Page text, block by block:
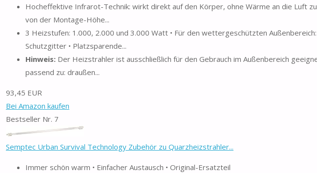
Hocheffektive Infrarot-Technik: wirkt direkt auf den Körper, ohne Wärme an die Luft
von der Montage-Höhe...
3 Heizstufen: 1.000, 2.000 und 3.000 Watt • Für den wettergeschützten
Schutzgitter • Platzsparende...
Hinweis: Der Heizstrahler ist ausschließlich für den Gebrauch im Außenbereich
passend zu: draußen...
93,45 EUR
Bei Amazon kaufen
Bestseller Nr. 7
Semptec Urban Survival Technology Zubehör zu Quarzheizstrahler...
Immer schön warm • Einfacher Austausch • Original-Ersatzteil